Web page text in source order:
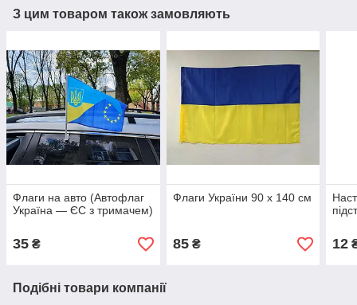
З цим товаром також замовляють
Флаги на авто (Автофлаг
Україна — ЄС з тримачем)
35 ₴
Флаги України 90 х 140 см
85₴ 12
Подібні товари компанії